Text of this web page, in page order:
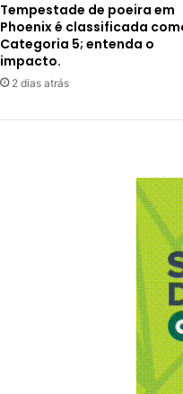
Tempestade de poeira em
Phoenix é classificada
Categoria 5; entenda o
impacto.
2 dias atrás